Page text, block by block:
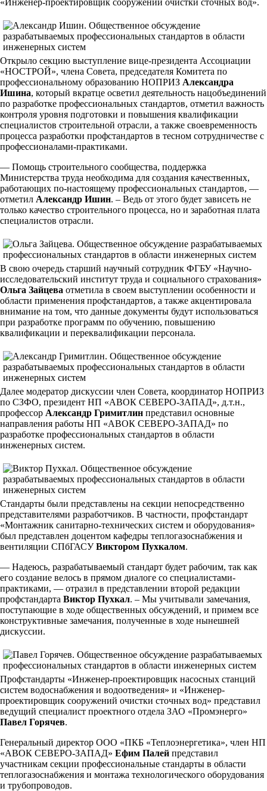
Открыло секцию выступление вице-президента Ассоциации
«НОСТРОЙ», члена Совета, председателя Комитета по
профессиональному образованию НОПРИЗ Александра
Ишина, который вкратце осветил деятельность нацобъединений
по разработке профессиональных стандартов, отметил важность
контроля уровня подготовки и повышения квалификации
специалистов строительной отрасли, а также своевременность
процесса разработки профстандартов в тесном сотрудничестве с
профессионалами-практиками.
— Помощь строительного сообщества, поддержка
Министерства труда необходима для создания качественных,
работающих по-настоящему профессиональных стандартов, —
отметил Александр Ишин. – Ведь от этого будет зависеть не
только качество строительного процесса, но и заработная плата
специалистов отрасли.
В свою очередь старший научный сотрудник ФГБУ «Научно-
исследовательский институт труда и социального страхования»
Ольга Зайцева отметила в своем выступлении особенности и
области применения профстандартов, а также акцентировала
внимание на том, что данные документы будут использоваться
при разработке программ по обучению, повышению
квалификации и переквалификации персонала.
Далее модератор дискуссии член Совета, координатор НОПРИЗ
по СЗФО, президент НП «АВОК СЕВЕРО-ЗАПАД», д.т.н.,
профессор Александр Гримитлин представил основные
направления работы НП «АВОК СЕВЕРО-ЗАПАД» по
разработке профессиональных стандартов в области
инженерных систем.
Стандарты были представлены на секции непосредственно
представителями разработчиков. В частности, профстандарт
«Монтажник санитарно-технических систем и оборудования»
был представлен доцентом кафедры теплогазоснабжения и
вентиляции СПбГАСУВиктором Пухкалом.
— Надеюсь, разрабатываемый стандарт будет рабочим, так как
его создание велось в прямом диалоге со специалистами-
практиками, — отразил в представлении второй редакции
профстандарта Виктор Пухкал. – Мы учитывали замечания,
поступающие в ходе общественных обсуждений, и примем все
конструктивные замечания, полученные в ходе нынешней
дискуссии.
Профстандарты «Инженер-проектировщик насосных станций
систем водоснабжения и водоотведения» и «Инженер-
проектировщик сооружений очистки сточных вод» представил
ведущий специалист проектного отдела ЗАО «Промэнерго»
Павел Горячев.
Генеральный директор ООО «ПКБ «Теплоэнергетика», член НП
«АВОК СЕВЕРО-ЗАПАД» Ефим Палей представил
участникам секции профессиональные стандарты в области
теплогазоснабжения и монтажа технологического оборудования
и трубопроводов.